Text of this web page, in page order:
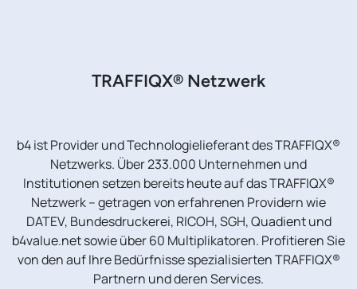
TRAFFIQX® Netzwerk
b4 ist Provider und Technologielieferant des TRAFFIQX®
Netzwerks. Über 233.000 Unternehmen und
Institutionen setzen bereits heute auf das TRAFFIQX®
Netzwerk – getragen von erfahrenen Providern wie
DATEV, Bundesdruckerei, RICOH, SGH, Quadient und
b4value.net sowie über 60 Multiplikatoren. Profitieren Sie
von den auf Ihre Bedürfnisse spezialisierten TRAFFIQX®
Partnern und deren Services.